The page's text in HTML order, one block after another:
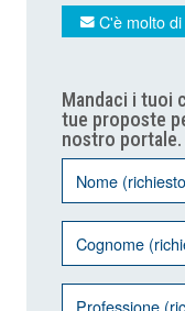
C'è molto
Mandaci i tuoi
tue proposte
nostro portale.